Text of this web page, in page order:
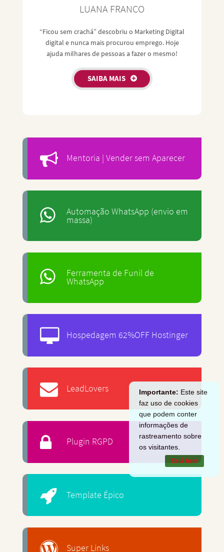
LUANA FRANCO
“Ficou sem crachá” descobriu o Marketing Digital
digital e nunca mais procurou emprego. Hoje
ajuda milhares de pessoas a fazer o mesmo!
SAIBA MAIS
Mentoria | Vender sem Aparecer
Automação WhatsApp (envio em
massa)
Ferramenta de Funil de
WhatsApp
Hospedagem 62%OFF Hostinger
LeadLovers
Plugin RGPD
Template Épico
Super Links
Importante: Este site
faz uso de cookies
que podem conter
informações de
rastreamento sobre
os visitantes.
Está bem